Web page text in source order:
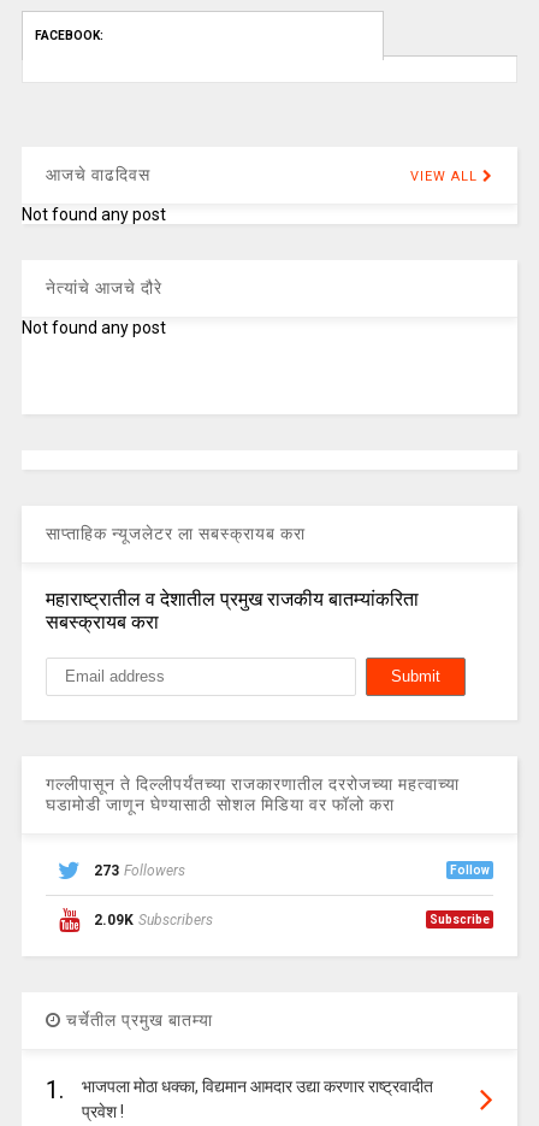
FACEBOOK:
आजचे वाढदिवस VIEW ALL
Not found any post
नेत्यांचे आजचे दौरे
Not found any post
साप्ताहिक न्यूजलेटर ला सबस्क्रायब करा
महाराष्ट्रातील व देशातील प्रमुख राजकीय बातम्यांकरिता
सबस्क्रायब करा
गल्लीपासून ते दिल्लीपर्यंतच्या राजकारणातील दररोजच्या महत्वाच्या
घडामोडी जाणून घेण्यासाठी सोशल मिडिया वर फॉलो करा
273 Followers Follow
2.09K Subscribers Subscribe
चर्चेतील प्रमुख बातम्या
1.
भाजपला मोठा धक्का, विद्यमान आमदार उद्या करणार राष्ट्रवादीत
प्रवेश !